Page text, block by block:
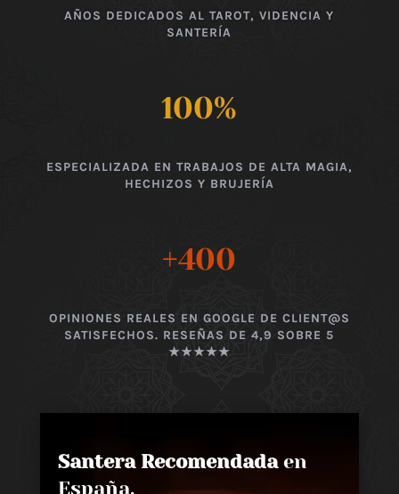
AÑOS DEDICADOS AL TAROT, VIDENCIA Y
SANTERÍA
100%
ESPECIALIZADA EN TRABAJOS DE ALTA MAGIA,
HECHIZOS Y BRUJERÍA
+400
OPINIONES REALES EN GOOGLE DE CLIENT@S
SATISFECHOS. RESEÑAS DE 4,9 SOBRE 5
★★★★★
Santera Recomendadaen
España,